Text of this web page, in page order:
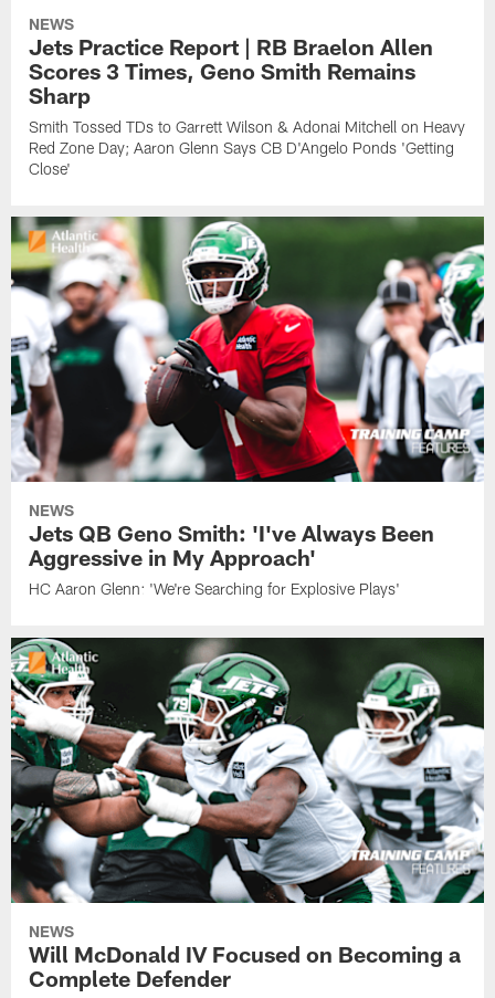
NEWS
Jets Practice Report | RB Braelon Allen
Scores 3 Times, Geno Smith Remains
Sharp
Smith Tossed TDs to Garrett Wilson & Adonai Mitchell on Heavy
Red Zone Day; Aaron Glenn Says CB D'Angelo Ponds 'Getting
Close'
NEWS
Jets QB Geno Smith: 'I've Always Been
Aggressive in My Approach'
HC Aaron Glenn: 'We're Searching for Explosive Plays'
NEWS
Will McDonald IV Focused on Becoming a
Complete Defender